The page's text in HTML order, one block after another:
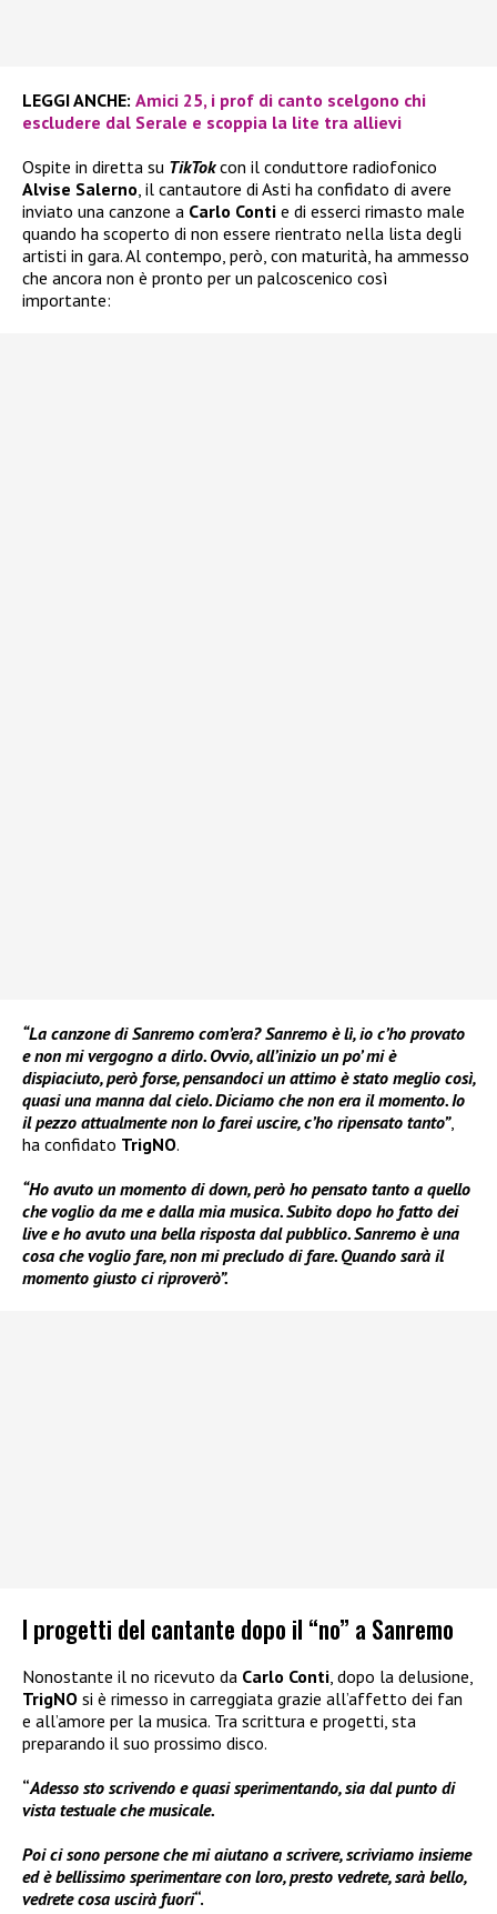
LEGGI ANCHE: Amici 25, i prof di canto scelgono chi
escludere dal Serale e scoppia la lite tra allievi
Ospite in diretta su TikTokcon il conduttore radiofonico
Alvise Salerno, il cantautore di Asti ha confidato di avere
inviato una canzone a Carlo Conti e di esserci rimasto male
quando ha scoperto di non essere rientrato nella lista degli
artisti in gara. Al contempo, però, con maturità, ha ammesso
che ancora non è pronto per un palcoscenico così
importante:
“La canzone di Sanremo com’era? Sanremo è lì, io c’ho provato
e non mi vergogno a dirlo. Ovvio, all’inizio un po’ mi è
dispiaciuto, però forse, pensandoci un attimo è stato meglio così,
quasi una manna dal cielo. Diciamo che non era il momento. Io
il pezzo attualmente non lo farei uscire, c’ho ripensato tanto”,
ha confidato TrigNO.
“Ho avuto un momento di down, però ho pensato tanto a quello
che voglio da me e dalla mia musica. Subito dopo ho fatto dei
live e ho avuto una bella risposta dal pubblico. Sanremo è una
cosa che voglio fare, non mi precludo di fare. Quando sarà il
momento giusto ci riproverò”.
I progetti del cantante dopo il “no” a Sanremo
Nonostante il no ricevuto da Carlo Conti , dopo la delusione,
TrigNO si è rimesso in carreggiata grazie all’affetto dei fan
e all’amore per la musica. Tra scrittura e progetti, sta
preparando il suo prossimo disco.
“Adesso sto scrivendo e quasi sperimentando, sia dal punto di
vista testuale che musicale.
Poi ci sono persone che mi aiutano a scrivere, scriviamo insieme
ed è bellissimo sperimentare con loro, presto vedrete, sarà bello,
vedrete cosa uscirà fuori“.